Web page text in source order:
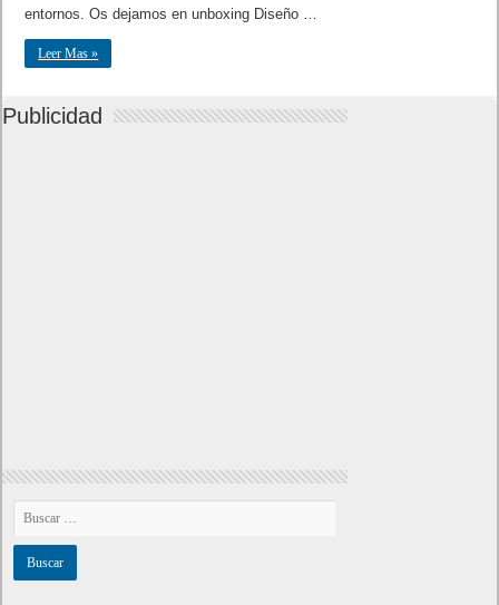
entornos. Os dejamos en unboxing Diseño …
Leer Mas »
Publicidad